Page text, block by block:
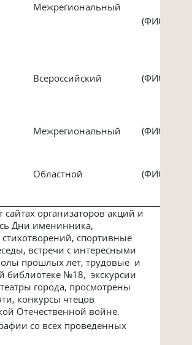
Межрегиональный
(ФИО)
Всероссийский (ФИО)
Межрегиональный (ФИО)
Областной (ФИО)
организаторов акций и
Дни именинника,
спортивные
встречи с интересными
прошлых лет, трудовые и
библиотеке №18, экскурсии
города, просмотрены
конкурсы чтецов
Отечественной войне.
со всех проведенных